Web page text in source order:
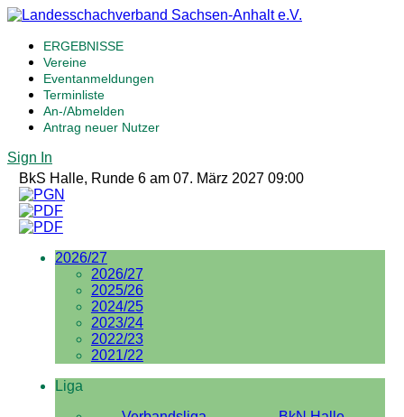
ERGEBNISSE
Vereine
Eventanmeldungen
Terminliste
An-/Abmelden
Antrag neuer Nutzer
Sign In
BkS Halle, Runde 6 am 07. März 2027 09:00
2026/27
2026/27
2025/26
2024/25
2023/24
2022/23
2021/22
Liga